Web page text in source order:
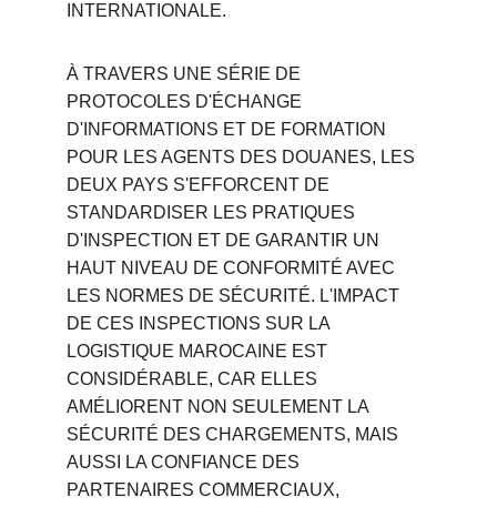
INTERNATIONALE.
À TRAVERS UNE SÉRIE DE
PROTOCOLES D'ÉCHANGE
D'INFORMATIONS ET DE FORMATION
POUR LES AGENTS DES DOUANES, LES
DEUX PAYS S'EFFORCENT DE
STANDARDISER LES PRATIQUES
D'INSPECTION ET DE GARANTIR UN
HAUT NIVEAU DE CONFORMITÉ AVEC
LES NORMES DE SÉCURITÉ. L'IMPACT
DE CES INSPECTIONS SUR LA
LOGISTIQUE MAROCAINE EST
CONSIDÉRABLE, CAR ELLES
AMÉLIORENT NON SEULEMENT LA
SÉCURITÉ DES CHARGEMENTS, MAIS
AUSSI LA CONFIANCE DES
PARTENAIRES COMMERCIAUX,